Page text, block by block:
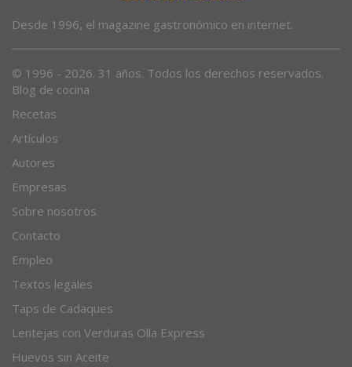
Desde 1996, el magazine gastronómico en internet.
© 1996 - 2026. 31 años. Todos los derechos reservados.
Blog de cocina
Recetas
Artículos
Autores
Empresas
Sobre nosotros
Contacto
Empleo
Textos legales
Taps de Cadaques
Lentejas con Verduras Olla Express
Huevos sin Aceite